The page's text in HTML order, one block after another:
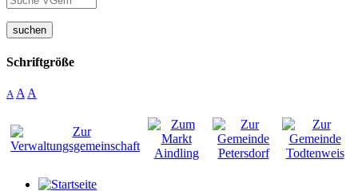
suchen
Schriftgröße
A A A